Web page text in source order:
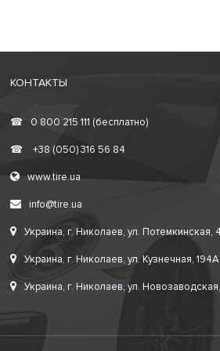
КОНТАКТЫ
☎ 0 800 215 111 (бесплатно)
☎ +38 (050) 316 56 84
www.tire.ua
info@tire.ua
Украина, г. Николаев, ул. Потемкинская,
Украина, г. Николаев, ул. Кузнечная,
Украина, г. Николаев, ул.